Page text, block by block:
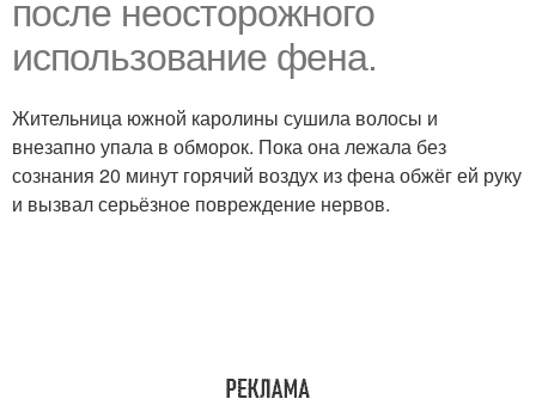
после неосторожного
использование фена.
Жительница южной каролины сушила волосы и
внезапно упала в обморок. Пока она лежала без
сознания 20 минут горячий воздух из фена обжёг ей руку
и вызвал серьёзное повреждение нервов.